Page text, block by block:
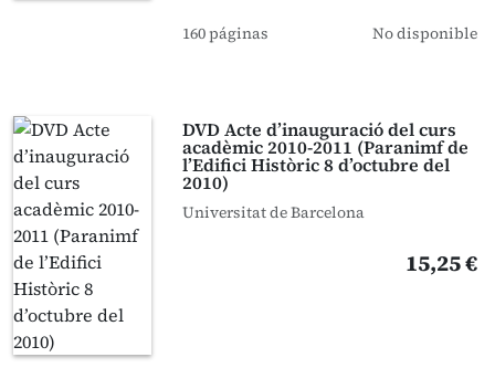
160 páginas No disponible
DVD Acte d’inauguració del curs
acadèmic 2010-2011 (Paranimf de
l’Edifici Històric 8 d’octubre del
2010)
Universitat de Barcelona
15,25 €